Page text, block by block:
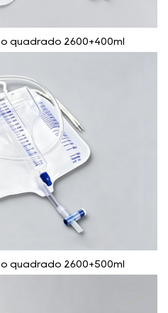
quadrado 2600+400ml
quadrado 2600+500ml